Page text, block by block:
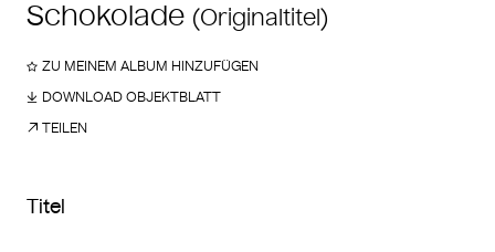
Schokolade (Originaltitel)
ZU MEINEM ALBUM HINZUFÜGEN
DOWNLOAD OBJEKTBLATT
TEILEN
Titel